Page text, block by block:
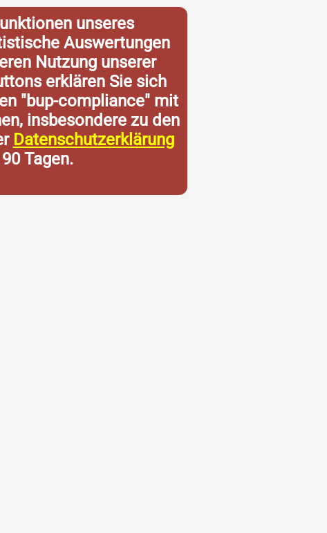
unseres
Auswertungen
Nutzung unserer
erklären Sie sich
"bup-compliance" mit
insbesondere zu den
Datenschutzerklärung
Tagen.